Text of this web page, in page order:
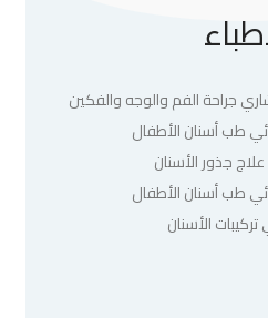
جراحة الفم والوجه والفكين
طب أسنان الأطفال
جذور الأسنان
طب أسنان الأطفال
الأسنان